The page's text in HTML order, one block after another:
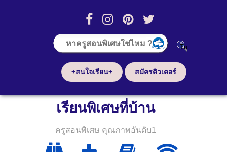
+สนใจเรียน+ สมัครติวเตอร์
เรียนพิเศษที่บ้าน
ครูสอนพิเศษ คุณภาพอันดับ1